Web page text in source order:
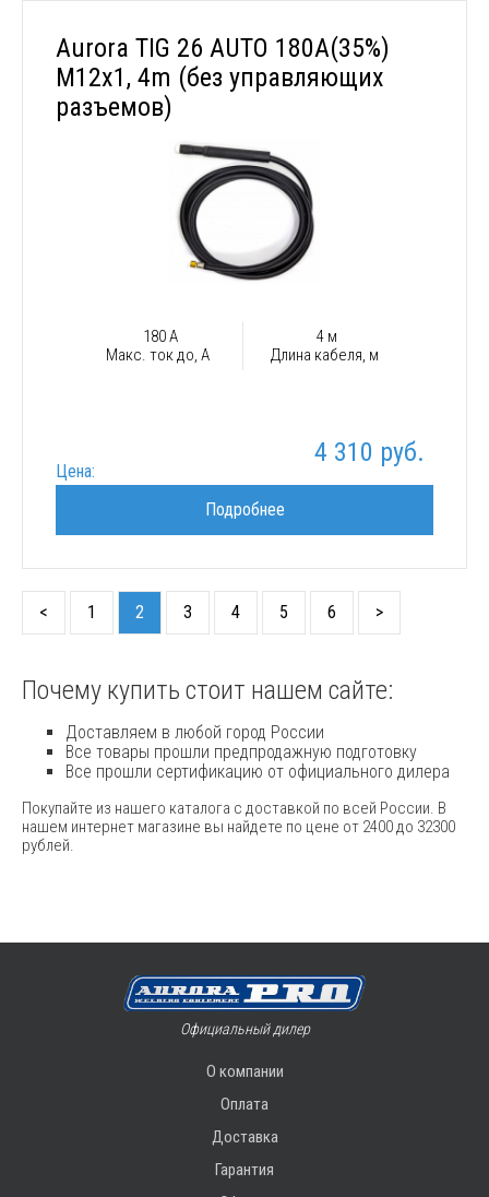
Aurora TIG 26 AUTO 180A(35%)
M12x1, 4m (без управляющих
разъемов)
180 А
Макс. ток до, А
4 м
Длина кабеля, м
Цена:
4 310 руб.
Подробнее
< 1 2 3 4 5 6 >
Почему купить стоит нашем сайте:
Доставляем в любой город России
Все товары прошли предпродажную подготовку
Все прошли сертификацию от официального дилера
Покупайте из нашего каталога с доставкой по всей России. В
нашем интернет магазине вы найдете по цене от 2400 до 32300
рублей.
Официальный дилер
О компании
Оплата
Доставка
Гарантия